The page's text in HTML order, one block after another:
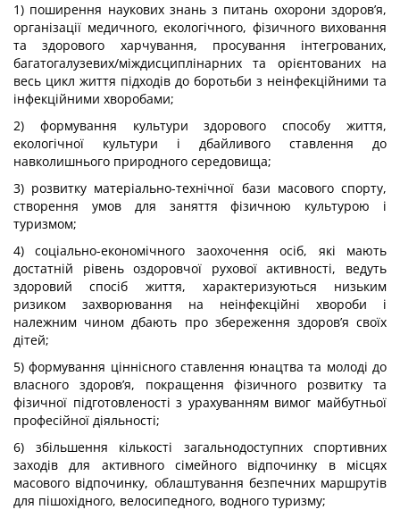
1) поширення наукових знань з питань охорони здоров’я,
організації медичного, екологічного, фізичного виховання
та здорового харчування, просування інтегрованих,
багатогалузевих/міждисциплінарних та орієнтованих на
весь цикл життя підходів до боротьби з неінфекційними та
інфекційними хворобами;
2) формування культури здорового способу життя,
екологічної культури і дбайливого ставлення до
навколишнього природного середовища;
3) розвитку матеріально-технічної бази масового спорту,
створення умов для заняття фізичною культурою і
туризмом;
4) соціально-економічного заохочення осіб, які мають
достатній рівень оздоровчої рухової активності, ведуть
здоровий спосіб життя, характеризуються низьким
ризиком захворювання на неінфекційні хвороби і
належним чином дбають про збереження здоров’я своїх
дітей;
5) формування ціннісного ставлення юнацтва та молоді до
власного здоров’я, покращення фізичного розвитку та
фізичної підготовленості з урахуванням вимог майбутньої
професійної діяльності;
6) збільшення кількості загальнодоступних спортивних
заходів для активного сімейного відпочинку в місцях
масового відпочинку, облаштування безпечних маршрутів
для пішохідного, велосипедного, водного туризму;